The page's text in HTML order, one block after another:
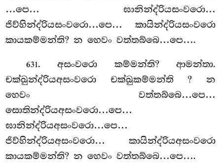
…පෙ… ඝානින්ද්රියසංවරො…
ජිව්හින්ද්රියසංවරො…පෙ… කායින්ද්රියසංවරො
කායකම්මන්ති? න හෙවං වත්තබ්බෙ…පෙ….
631. අසංවරො කම්මන්ති? ආමන්තා.
චක්ඛුන්ද්රියඅසංවරො චක්ඛුකම්මන්ති ? න
හෙවං වත්තබ්බෙ…පෙ…
සොතින්ද්රියඅසංවරො…පෙ…
ඝානින්ද්රියඅසංවරො…පෙ…
ජිව්හින්ද්රියඅසංවරො… කායින්ද්රියඅසංවරො
කායකම්මන්ති? නහෙවං වත්තබ්බෙ…පෙ….